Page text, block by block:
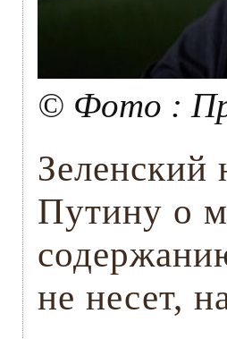
© Фото :
Зеленский
Путину о
не несет,